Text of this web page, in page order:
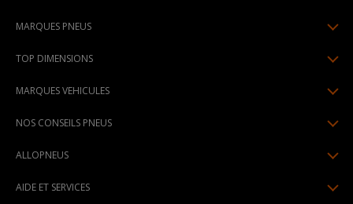
MARQUES PNEUS
Pneus Continental
Pneus Hankook
Pneus Dunlop
TOP DIMENSIONS
195/65R15
205/60R16
MARQUES VEHICULES
Peugeot
NOS CONSEILS PNEUS
Pression pneu
ALLOPNEUS
AIDE ET SERVICES